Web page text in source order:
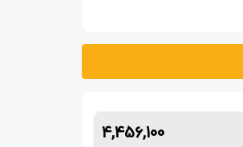
4,456,100